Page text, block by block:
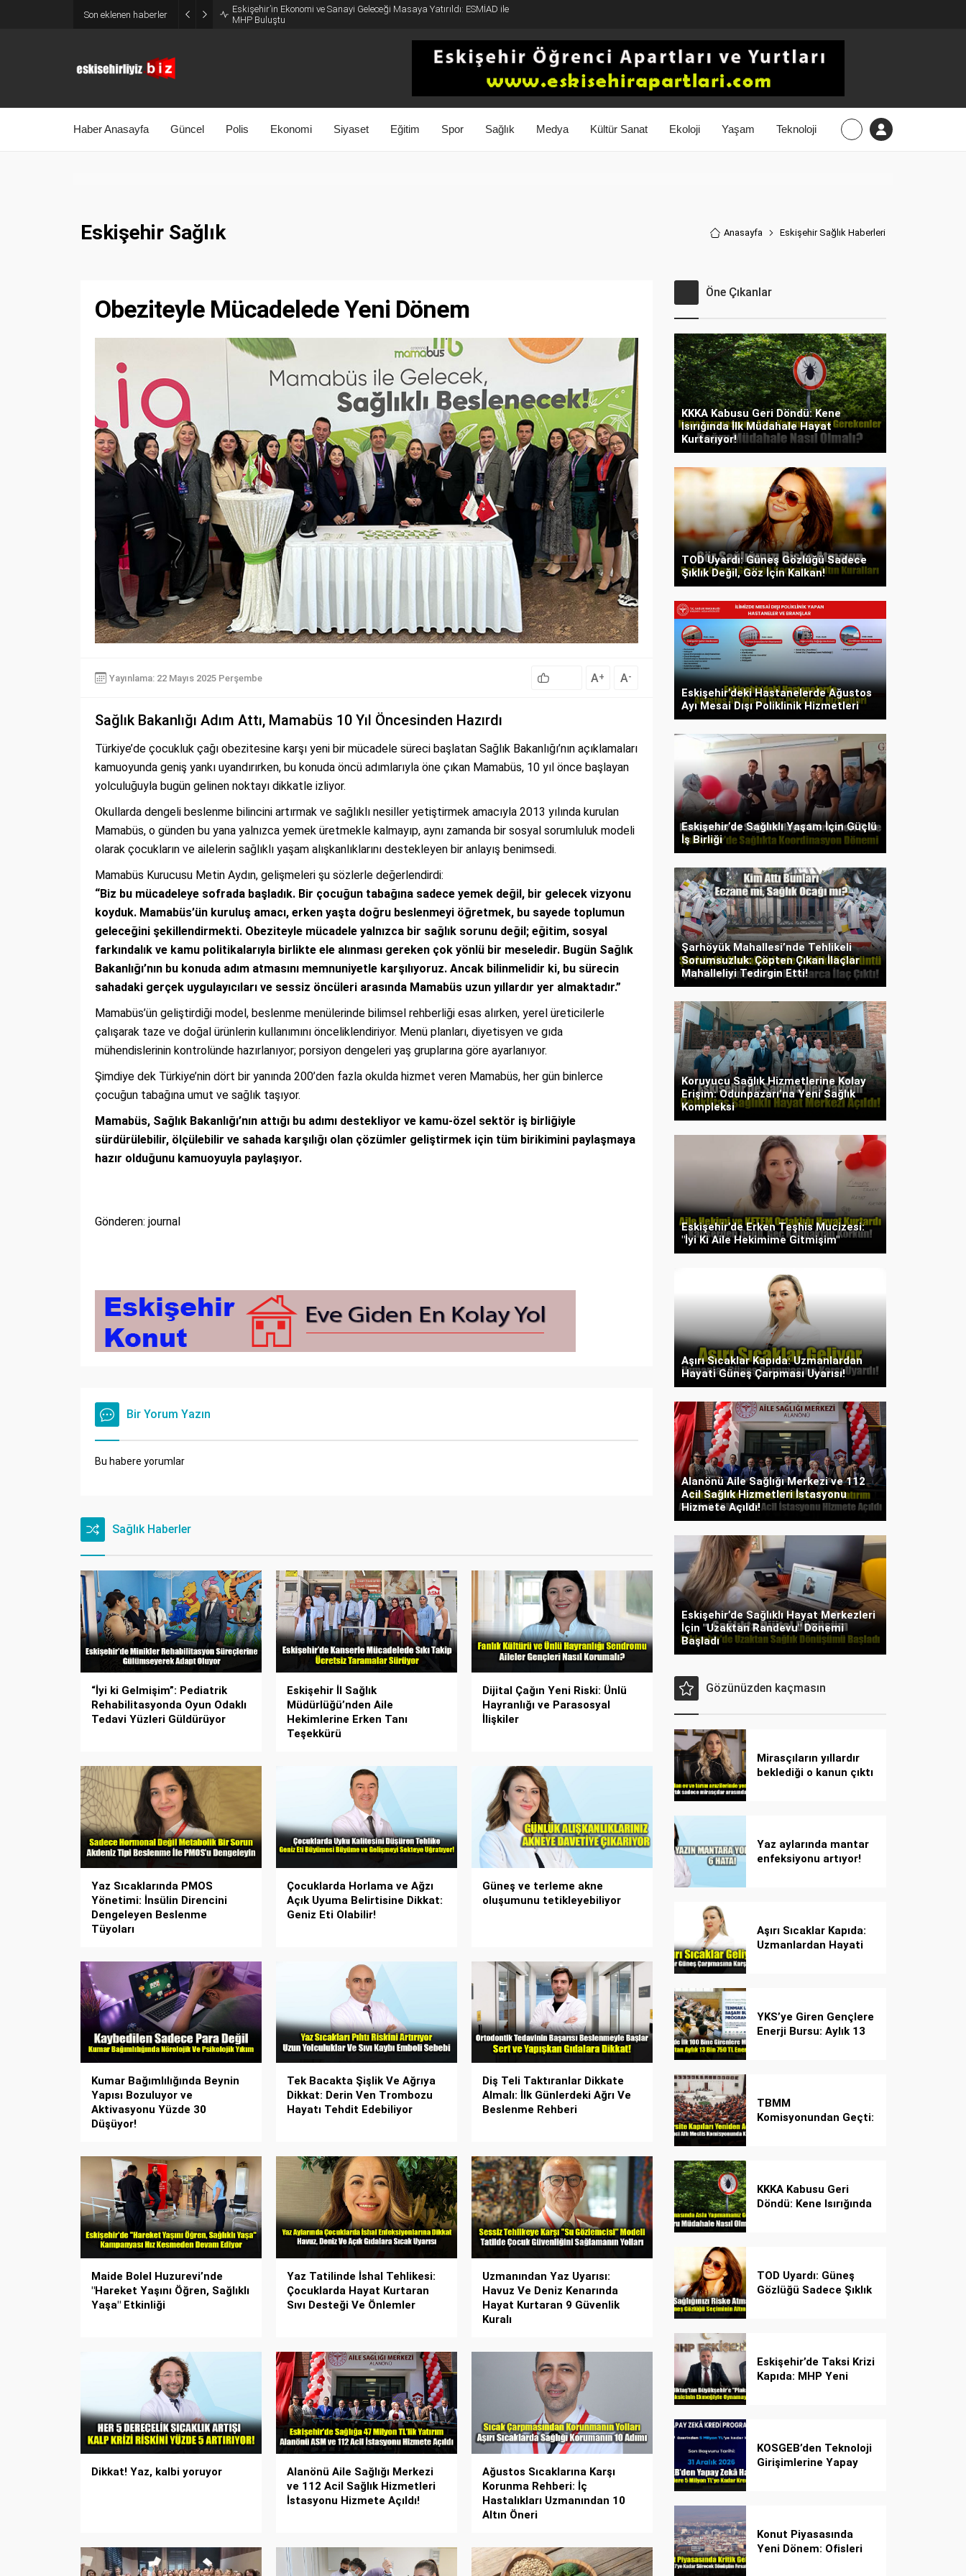
Son eklenen haberler
Eskişehir’in Ekonomi ve Sanayi Geleceği Masaya Yatırıldı: ESMİAD ile
MHP Buluştu
Haber Anasayfa Güncel Polis Ekonomi Siyaset Eğitim Spor Sağlık Medya Kültür Sanat Ekoloji Yaşam Teknoloji
Eskişehir Sağlık Anasayfa Eskişehir Sağlık Haberleri
Obeziteyle Mücadelede Yeni Dönem
Yayınlama: 22 Mayıs 2025 Perşembe A+ A-
Sağlık Bakanlığı Adım Attı, Mamabüs 10 Yıl Öncesinden Hazırdı
Türkiye’de çocukluk çağı obezitesine karşı yeni bir mücadele süreci başlatan Sağlık Bakanlığı’nın açıklamaları
kamuoyunda geniş yankı uyandırırken, bu konuda öncü adımlarıyla öne çıkan Mamabüs, 10 yıl önce başlayan
yolculuğuyla bugün gelinen noktayı dikkatle izliyor.
Okullarda dengeli beslenme bilincini artırmak ve sağlıklı nesiller yetiştirmek amacıyla 2013 yılında kurulan
Mamabüs, o günden bu yana yalnızca yemek üretmekle kalmayıp, aynı zamanda bir sosyal sorumluluk modeli
olarak çocukların ve ailelerin sağlıklı yaşam alışkanlıklarını destekleyen bir anlayış benimsedi.
Mamabüs Kurucusu Metin Aydın, gelişmeleri şu sözlerle değerlendirdi:
“Biz bu mücadeleye sofrada başladık. Bir çocuğun tabağına sadece yemek değil, bir gelecek vizyonu
koyduk. Mamabüs’ün kuruluş amacı, erken yaşta doğru beslenmeyi öğretmek, bu sayede toplumun
geleceğini şekillendirmekti. Obeziteyle mücadele yalnızca bir sağlık sorunu değil; eğitim, sosyal
farkındalık ve kamu politikalarıyla birlikte ele alınması gereken çok yönlü bir meseledir. Bugün Sağlık
Bakanlığı’nın bu konuda adım atmasını memnuniyetle karşılıyoruz. Ancak bilinmelidir ki, bu sürecin
sahadaki gerçek uygulayıcıları ve sessiz öncüleri arasında Mamabüs uzun yıllardır yer almaktadır.”
Mamabüs’ün geliştirdiği model, beslenme menülerinde bilimsel rehberliği esas alırken, yerel üreticilerle
çalışarak taze ve doğal ürünlerin kullanımını önceliklendiriyor. Menü planları, diyetisyen ve gıda
mühendislerinin kontrolünde hazırlanıyor; porsiyon dengeleri yaş gruplarına göre ayarlanıyor.
Şimdiye dek Türkiye’nin dört bir yanında 200’den fazla okulda hizmet veren Mamabüs, her gün binlerce
çocuğun tabağına umut ve sağlık taşıyor.
Mamabüs, Sağlık Bakanlığı’nın attığı bu adımı destekliyor ve kamu-özel sektör iş birliğiyle
sürdürülebilir, ölçülebilir ve sahada karşılığı olan çözümler geliştirmek için tüm birikimini paylaşmaya
hazır olduğunu kamuoyuyla paylaşıyor.
Gönderen: journal
Bir Yorum Yazın
Bu habere yorumlar
Sağlık Haberler
“İyi ki Gelmişim”: Pediatrik
Rehabilitasyonda Oyun Odaklı
Tedavi Yüzleri Güldürüyor
Eskişehir İl Sağlık
Müdürlüğü’nden Aile
Hekimlerine Erken Tanı
Teşekkürü
Dijital Çağın Yeni Riski: Ünlü
Hayranlığı ve Parasosyal
İlişkiler
Yaz Sıcaklarında PMOS
Yönetimi: İnsülin Direncini
Dengeleyen Beslenme
Tüyoları
Çocuklarda Horlama ve Ağzı
Açık Uyuma Belirtisine Dikkat:
Geniz Eti Olabilir!
Güneş ve terleme akne
oluşumunu tetikleyebiliyor
Kumar Bağımlılığında Beynin
Yapısı Bozuluyor ve
Aktivasyonu Yüzde 30
Düşüyor!
Tek Bacakta Şişlik Ve Ağrıya
Dikkat: Derin Ven Trombozu
Hayatı Tehdit Edebiliyor
Diş Teli Taktıranlar Dikkate
Almalı: İlk Günlerdeki Ağrı Ve
Beslenme Rehberi
Maide Bolel Huzurevi’nde
"Hareket Yaşını Öğren, Sağlıklı
Yaşa" Etkinliği
Yaz Tatilinde İshal Tehlikesi:
Çocuklarda Hayat Kurtaran
Sıvı Desteği Ve Önlemler
Uzmanından Yaz Uyarısı:
Havuz Ve Deniz Kenarında
Hayat Kurtaran 9 Güvenlik
Kuralı
Dikkat! Yaz, kalbi yoruyor
Alanönü Aile Sağlığı Merkezi
ve 112 Acil Sağlık Hizmetleri
İstasyonu Hizmete Açıldı!
Ağustos Sıcaklarına Karşı
Korunma Rehberi: İç
Hastalıkları Uzmanından 10
Altın Öneri
Öne Çıkanlar
KKKA Kabusu Geri Döndü: Kene
Isırığında İlk Müdahale Hayat
Kurtarıyor!
TOD Uyardı: Güneş Gözlüğü Sadece
Şıklık Değil, Göz İçin Kalkan!
Eskişehir’deki Hastanelerde Ağustos
Ayı Mesai Dışı Poliklinik Hizmetleri
Eskişehir’de Sağlıklı Yaşam İçin Güçlü
İş Birliği
Şarhöyük Mahallesi’nde Tehlikeli
Sorumsuzluk: Çöpten Çıkan İlaçlar
Mahalleliyi Tedirgin Etti!
Koruyucu Sağlık Hizmetlerine Kolay
Erişim: Odunpazarı’na Yeni Sağlık
Kompleksi
Eskişehir’de Erken Teşhis Mucizesi:
"İyi Ki Aile Hekimime Gitmişim"
Aşırı Sıcaklar Kapıda: Uzmanlardan
Hayati Güneş Çarpması Uyarısı!
Alanönü Aile Sağlığı Merkezi ve 112
Acil Sağlık Hizmetleri İstasyonu
Hizmete Açıldı!
Eskişehir’de Sağlıklı Hayat Merkezleri
İçin "Uzaktan Randevu" Dönemi
Başladı
Gözünüzden kaçmasın
Mirasçıların yıllardır
beklediği o kanun çıktı
Yaz aylarında mantar
enfeksiyonu artıyor!
Aşırı Sıcaklar Kapıda:
Uzmanlardan Hayati
YKS’ye Giren Gençlere
Enerji Bursu: Aylık 13
TBMM
Komisyonundan Geçti:
KKKA Kabusu Geri
Döndü: Kene Isırığında
TOD Uyardı: Güneş
Gözlüğü Sadece Şıklık
Eskişehir’de Taksi Krizi
Kapıda: MHP Yeni
KOSGEB’den Teknoloji
Girişimlerine Yapay
Konut Piyasasında
Yeni Dönem: Ofisleri